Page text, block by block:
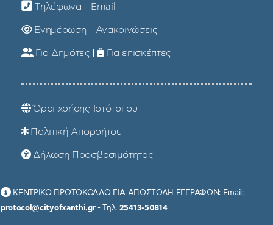
Τηλέφωνα - Email
Ενημέρωση - Ανακοινώσεις
Για Δημότες | Για επισκέπτες
Όροι χρήσης Ιστότοπου
Πολιτική Απορρήτου
Δήλωση Προσβασιμότητας
ΚΕΝΤΡΙΚΟ ΠΡΩΤΟΚΟΛΛΟ ΓΙΑ ΑΠΟΣΤΟΛΗ ΕΓΓΡΑΦΩΝ: Email:
protocol@cityofxanthi.gr- Τηλ. 25413-50814